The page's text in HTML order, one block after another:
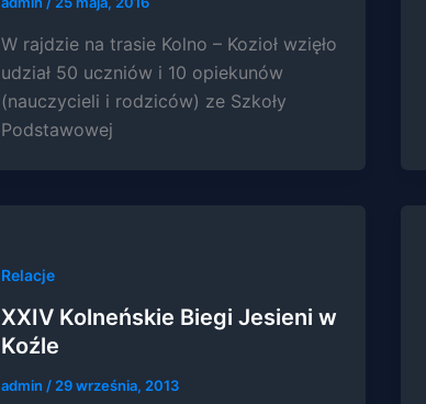
W rajdzie na trasie Kolno – Kozioł wzięło
udział 50 uczniów i 10 opiekunów
(nauczycieli i rodziców) ze Szkoły
Podstawowej
Relacje
XXIV Kolneńskie Biegi Jesieni w
Koźle
admin / 29 września, 2013
strony
internetowej,
na podstawie
tego, jak
najlepiej podczas
twojego